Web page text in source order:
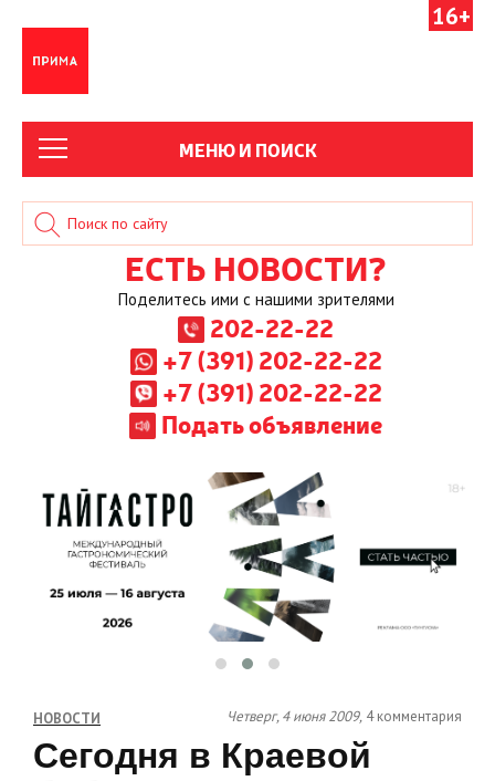
16+
МЕНЮ И ПОИСК
ЕСТЬ НОВОСТИ?
Поделитесь ими с нашими зрителями
202-22-22
+7 (391) 202-22-22
+7 (391) 202-22-22
Подать объявление
НОВОСТИ Четверг, 4 июня 2009, 4 комментария
Сегодня в Краевой